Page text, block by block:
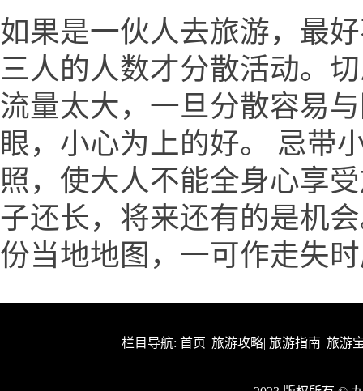
如果是一伙人去旅游，最
三人的人数才分散活动。
流量太大，一旦分散容易
眼，小心为上的好。 忌带
照，使大人不能全身心享
子还长，将来还有的是机
份当地地图，一可作走失
栏目导航: 首页| 旅游攻略| 旅游指南| 旅游